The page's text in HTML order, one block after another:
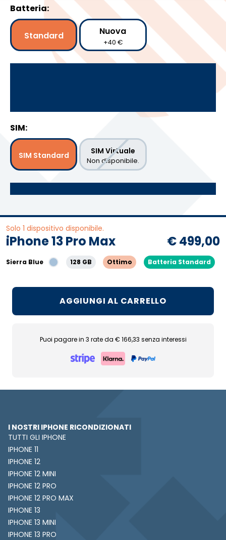
Batteria:
Standard Nuova
+40 €
SIM:
SIM Standard SIM Virtuale
Non disponibile.
Solo 1 dispositivo disponibile.
iPhone 13 Pro Max € 499,00
Sierra Blue 128 GB Ottimo Batteria Standard
AGGIUNGI AL CARRELLO
Puoi pagare in 3 rate da € 166,33 senza interessi
I NOSTRI IPHONE RICONDIZIONATI
TUTTI GLI IPHONE
IPHONE 11
IPHONE 12
IPHONE 12 MINI
IPHONE 12 PRO
IPHONE 12 PRO MAX
IPHONE 13
IPHONE 13 MINI
IPHONE 13 PRO